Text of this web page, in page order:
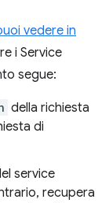
vedere in
i Service
segue:
della richiesta
di
service
recupera